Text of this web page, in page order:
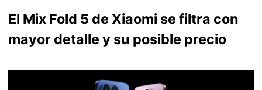
El Mix Fold 5 de Xiaomi se filtra con
mayor detalle y su posible precio